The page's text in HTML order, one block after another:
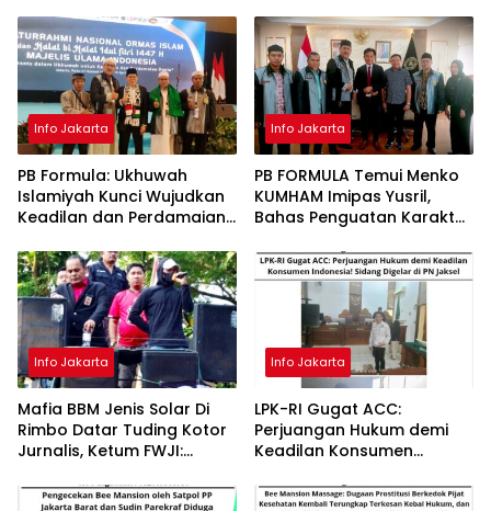
Info Jakarta
PB Formula: Ukhuwah
Islamiyah Kunci Wujudkan
Keadilan dan Perdamaian
Info Jakarta
PB FORMULA Temui Menko
KUMHAM Imipas Yusril,
Bahas Penguatan Karakter
Perjuangan Politik 2017
Info Jakarta
Mafia BBM Jenis Solar Di
Rimbo Datar Tuding Kotor
Jurnalis, Ketum FWJI:
Info Jakarta
LPK-RI Gugat ACC:
Perjuangan Hukum demi
Keadilan Konsumen
di PN Jaksel